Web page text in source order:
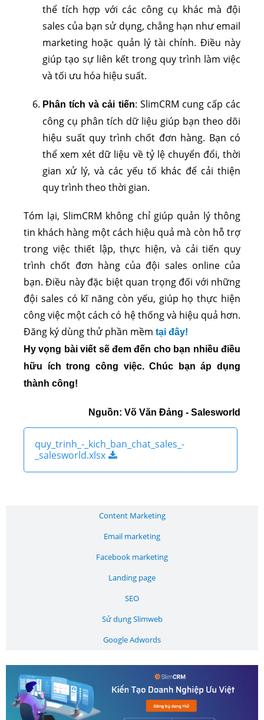
thể tích hợp với các công cụ khác mà đội
sales của bạn sử dụng, chẳng hạn như email
marketing hoặc quản lý tài chính. Điều này
giúp tạo sự liên kết trong quy trình làm việc
và tối ưu hóa hiệu suất.
Phân tích và cải tiến: SlimCRM cung cấp các
công cụ phân tích dữ liệu giúp bạn theo dõi
hiệu suất quy trình chốt đơn hàng. Bạn có
thể xem xét dữ liệu về tỷ lệ chuyển đổi, thời
gian xử lý, và các yếu tố khác để cải thiện
quy trình theo thời gian.
Tóm lại, SlimCRM không chỉ giúp quản lý thông
tin khách hàng một cách hiệu quả mà còn hỗ trợ
trong việc thiết lập, thực hiện, và cải tiến quy
trình chốt đơn hàng của đội sales online của
bạn. Điều này đặc biệt quan trọng đối với những
đội sales có kĩ năng còn yếu, giúp họ thực hiện
công việc một cách có hệ thống và hiệu quả hơn.
Đăng ký dùng thử phần mềm tại đây!
Hy vọng bài viết sẽ đem đến cho bạn nhiều điều
hữu ích trong công việc. Chúc bạn áp dụng
thành công!
Nguồn: Võ Văn Đảng - Salesworld
quy_trinh_-_kich_ban_chat_sales_-
_salesworld.xlsx
Content Marketing
Email marketing
Facebook marketing
Landing page
SEO
Sử dụng Slimweb
Google Adwords